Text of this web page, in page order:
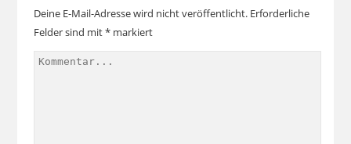
Deine E-Mail-Adresse wird nicht veröffentlicht. Erforderliche
Felder sind mit*markiert